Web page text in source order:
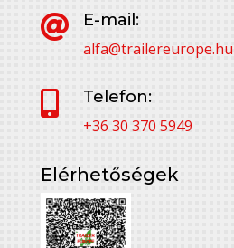

E-mail:
alfa@trailereurope.hu

Telefon:
+36 30 370 5949
Elérhetőségek